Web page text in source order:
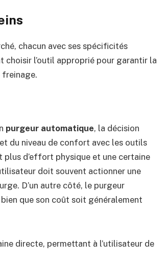
chacun avec ses spécificités
choisir l’outil approprié pour garantir la
freinage.
purgeur automatique, la décision
du niveau de confort avec les outils
plus d’effort physique et une certaine
doit souvent actionner une
D’un autre côté, le purgeur
que son coût soit généralement
directe, permettant à l’utilisateur de